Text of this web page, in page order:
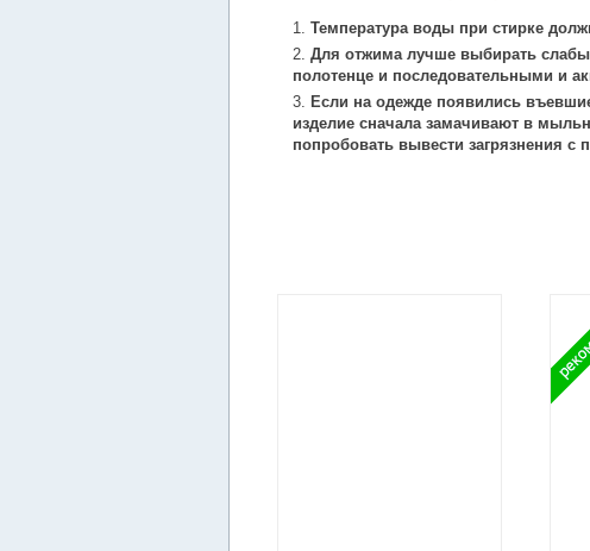
Температура воды при стирке
Для отжима лучше выбирать
полотенце и последовательными и
Если на одежде появились
изделие сначала замачивают в
попробовать вывести загрязнения